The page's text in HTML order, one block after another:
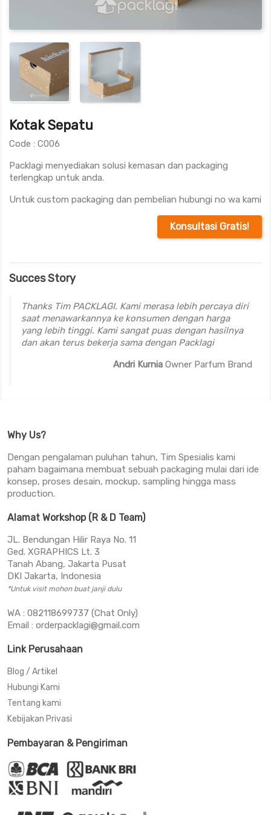
Kotak Sepatu
Code : C006
Packlagi menyediakan solusi kemasan dan packaging
terlengkap untuk anda.
Untuk custom packaging dan pembelian hubungi no wa kami
Konsultasi Gratis!
Succes Story
Thanks Tim PACKLAGI. Kami merasa lebih percaya diri
saat menawarkannya ke konsumen dengan harga
yang lebih tinggi. Kami sangat puas dengan hasilnya
dan akan terus bekerja sama dengan Packlagi
Andri Kurnia Owner Parfum Brand
Why Us?
Dengan pengalaman puluhan tahun, Tim Spesialis kami
paham bagaimana membuat sebuah packaging mulai dari ide
konsep, proses desain, mockup, sampling hingga mass
production.
Alamat Workshop (R & D Team)
JL. Bendungan Hilir Raya No. 11
Ged. XGRAPHICS Lt. 3
Tanah Abang, Jakarta Pusat
DKI Jakarta, Indonesia
*Untuk visit mohon buat janji dulu
WA : 082118699737 (Chat Only)
Email : orderpacklagi@gmail.com
Link Perusahaan
Blog / Artikel
Hubungi Kami
Tentang kami
Kebijakan Privasi
Pembayaran & Pengiriman